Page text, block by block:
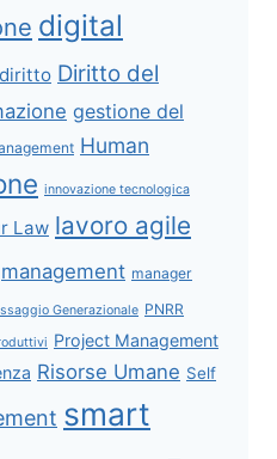
digital
diritto Diritto del
gestione del
Human
innovazione tecnologica
Law lavoro agile
management manager
Generazionale PNRR
Project Management
Risorse Umane Self
smart